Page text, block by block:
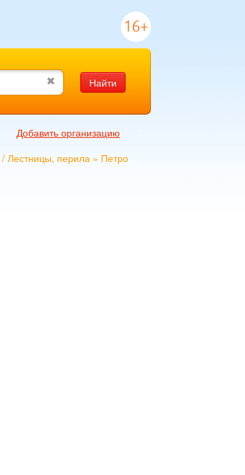
16+
Найти
Добавить организацию
/ Лестницы, перила » Петро